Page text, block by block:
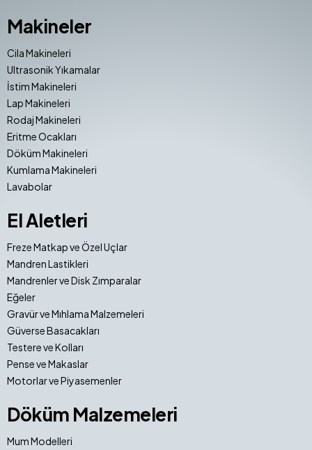
Makineler
Cila Makineleri
Ultrasonik Yıkamalar
İstim Makineleri
Lap Makineleri
Rodaj Makineleri
Eritme Ocakları
Döküm Makineleri
Kumlama Makineleri
Lavabolar
El Aletleri
Freze Matkap ve Özel Uçlar
Mandren Lastikleri
Mandrenler ve Disk Zımparalar
Eğeler
Gravür ve Mıhlama Malzemeleri
Güverse Basacakları
Testere ve Kolları
Pense ve Makaslar
Motorlar ve Piyasemenler
Döküm Malzemeleri
Mum Modelleri